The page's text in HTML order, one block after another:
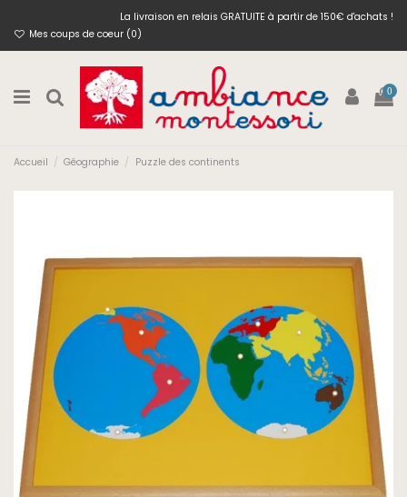
La livraison en relais GRATUITE à partir de 150€ d'achats !
Mes coups de coeur (0)
0
Accueil Géographie Puzzle des continents